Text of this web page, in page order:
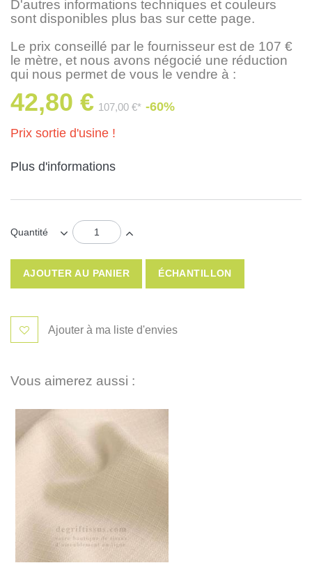
D'autres informations techniques et couleurs
sont disponibles plus bas sur cette page.
Le prix conseillé par le fournisseur est de 107 €
le mètre, et nous avons négocié une réduction
qui nous permet de vous le vendre à :
42,80 € 107,00 €* -60%
Prix sortie d'usine !
Plus d'informations
Quantité
AJOUTER AU PANIER ÉCHANTILLON
Ajouter à ma liste d'envies
Vous aimerez aussi :